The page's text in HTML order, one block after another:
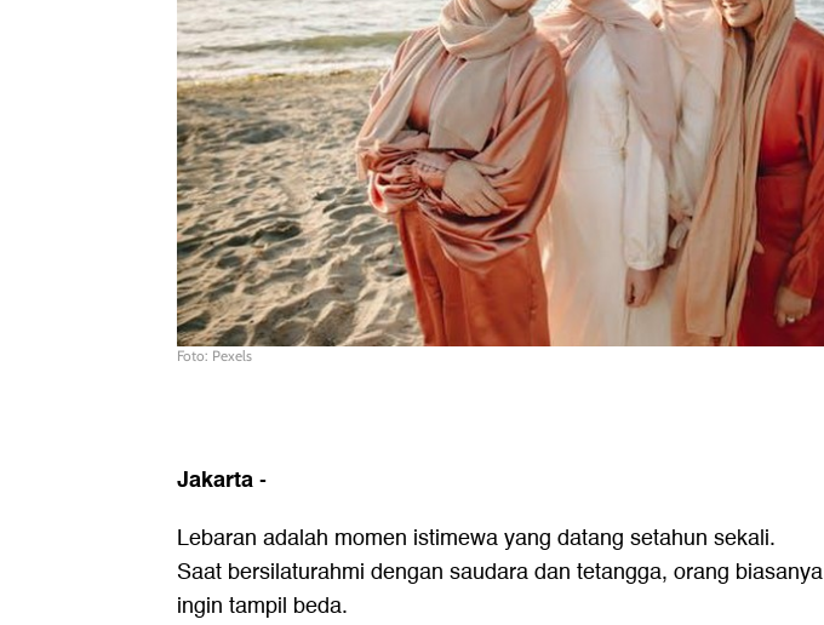
Foto: Pexels
Jakarta-
Lebaran adalah momen istimewa yang datang setahun sekali.
Saat bersilaturahmi dengan saudara dan tetangga, orang biasanya
ingin tampil beda.